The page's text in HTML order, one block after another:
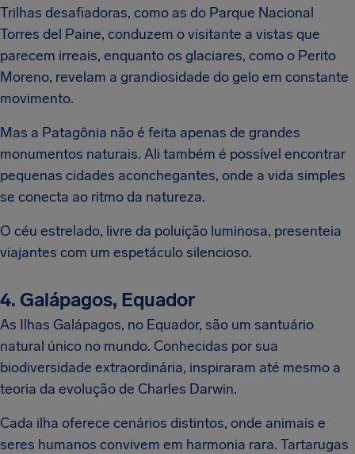
Trilhas desafiadoras, como as do Parque Nacional
Torres del Paine, conduzem o visitante a vistas que
parecem irreais, enquanto os glaciares, como o Perito
Moreno, revelam a grandiosidade do gelo em constante
movimento.
Mas a Patagônia não é feita apenas de grandes
monumentos naturais. Ali também é possível encontrar
pequenas cidades aconchegantes, onde a vida simples
se conecta ao ritmo da natureza.
O céu estrelado, livre da poluição luminosa, presenteia
viajantes com um espetáculo silencioso.
4. Galápagos, Equador
As Ilhas Galápagos, no Equador, são um santuário
natural único no mundo. Conhecidas por sua
biodiversidade extraordinária, inspiraram até mesmo a
teoria da evolução de Charles Darwin.
Cada ilha oferece cenários distintos, onde animais e
seres humanos convivem em harmonia rara. Tartarugas